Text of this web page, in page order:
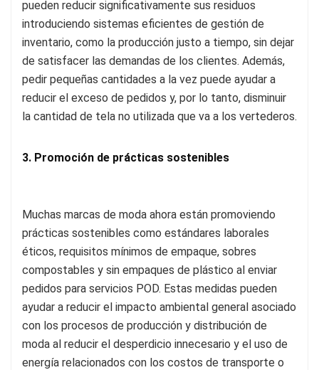
pueden reducir significativamente sus residuos
introduciendo sistemas eficientes de gestión de
inventario, como la producción justo a tiempo, sin dejar
de satisfacer las demandas de los clientes. Además,
pedir pequeñas cantidades a la vez puede ayudar a
reducir el exceso de pedidos y, por lo tanto, disminuir
la cantidad de tela no utilizada que va a los vertederos.
3. Promoción de prácticas sostenibles
Muchas marcas de moda ahora están promoviendo
prácticas sostenibles como estándares laborales
éticos, requisitos mínimos de empaque, sobres
compostables y sin empaques de plástico al enviar
pedidos para servicios POD. Estas medidas pueden
ayudar a reducir el impacto ambiental general asociado
con los procesos de producción y distribución de
moda al reducir el desperdicio innecesario y el uso de
energía relacionados con los costos de transporte o